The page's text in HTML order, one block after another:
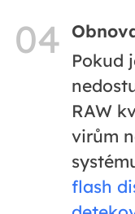
04
Pokud
RAW
virům
flash